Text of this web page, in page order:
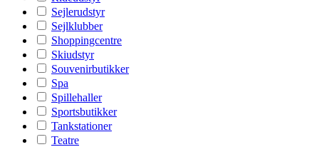
Sejlerudstyr
Sejlklubber
Shoppingcentre
Skiudstyr
Souvenirbutikker
Spa
Spillehaller
Sportsbutikker
Tankstationer
Teatre